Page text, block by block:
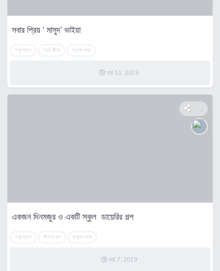
সবার প্রিয় ‘ মাসুদ’ ভাইয়া
অনুপ্রেরণা প্রিয় জীবন মানুষের জন্য
মার্চ 11, 2019
0
একজন দিনমজুর ও একটি স্কুল ডায়েরির গল্প
অনুপ্রেরণা জীবনের গল্প মানুষের জন্য
মার্চ 7, 2019